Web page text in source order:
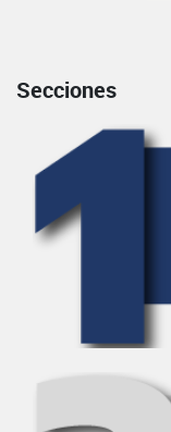
Secciones